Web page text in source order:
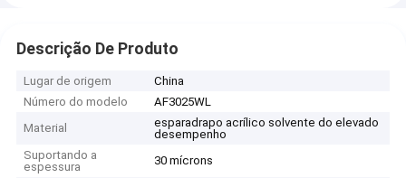
Descrição De Produto
Lugar de origem
China
Número do modelo
AF3025WL
Material
esparadrapo acrílico solvente do elevado
desempenho
Suportando a
espessura
30 mícrons